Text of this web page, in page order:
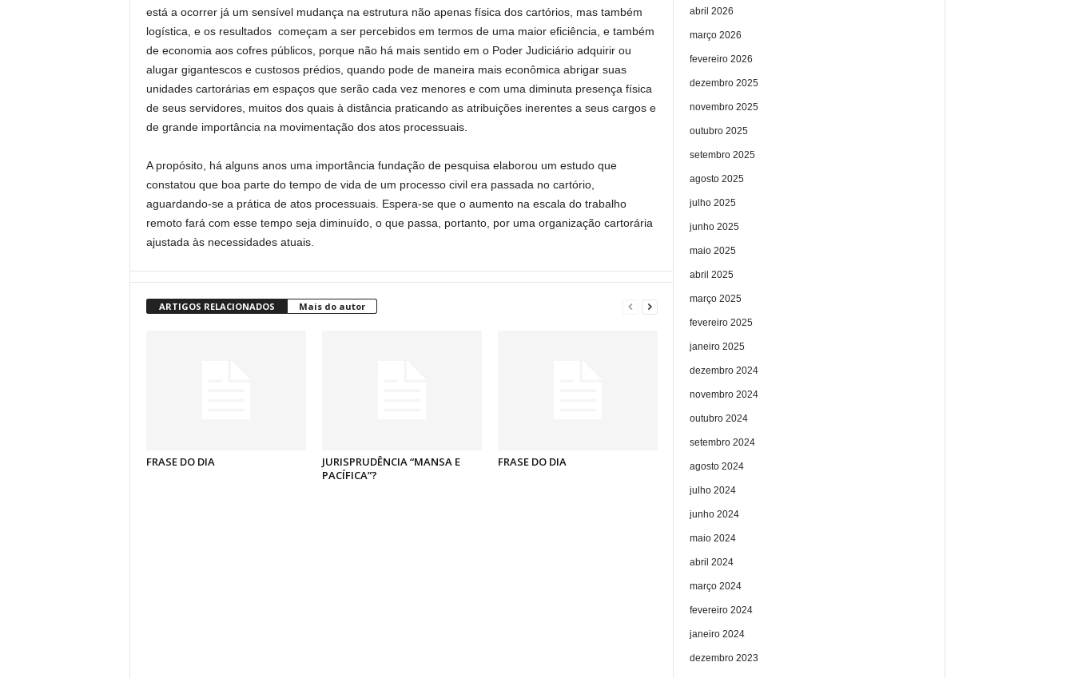
está a ocorrer já um sensível mudança na estrutura não apenas física dos cartórios, mas também
logística, e os resultados começam a ser percebidos em termos de uma maior eficiência, e também
de economia aos cofres públicos, porque não há mais sentido em o Poder Judiciário adquirir ou
alugar gigantescos e custosos prédios, quando pode de maneira mais econômica abrigar suas
unidades cartorárias em espaços que serão cada vez menores e com uma diminuta presença física
de seus servidores, muitos dos quais à distância praticando as atribuições inerentes a seus cargos e
de grande importância na movimentação dos atos processuais.
A propósito, há alguns anos uma importância fundação de pesquisa elaborou um estudo que
constatou que boa parte do tempo de vida de um processo civil era passada no cartório,
aguardando-se a prática de atos processuais. Espera-se que o aumento na escala do trabalho
remoto fará com esse tempo seja diminuído, o que passa, portanto, por uma organização cartorária
ajustada às necessidades atuais.
ARTIGOS RELACIONADOS Mais do autor
FRASE DO DIA
JURISPRUDÊNCIA “MANSA E
PACÍFICA”?
FRASE DO DIA
abril 2026
março 2026
fevereiro 2026
dezembro 2025
novembro 2025
outubro 2025
setembro 2025
agosto 2025
julho 2025
junho 2025
maio 2025
abril 2025
março 2025
fevereiro 2025
janeiro 2025
dezembro 2024
novembro 2024
outubro 2024
setembro 2024
agosto 2024
julho 2024
junho 2024
maio 2024
abril 2024
março 2024
fevereiro 2024
janeiro 2024
dezembro 2023